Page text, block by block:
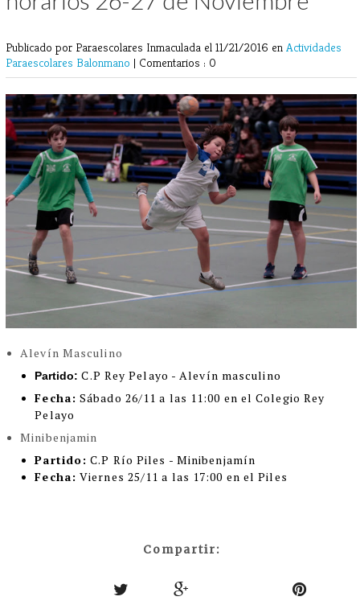
Publicado por Paraescolares Inmaculada el 11/21/2016 en Actividades
Paraescolares Balonmano | Comentarios : 0
Alevín Masculino
Partido: C.P Rey Pelayo - Alevín masculino
Fecha: Sábado 26/11 a las 11:00 en el Colegio Rey
Pelayo
Minibenjamin
Partido: C.P Río Piles - Minibenjamín
Fecha: Viernes 25/11 a las 17:00 en el Piles
Compartir: